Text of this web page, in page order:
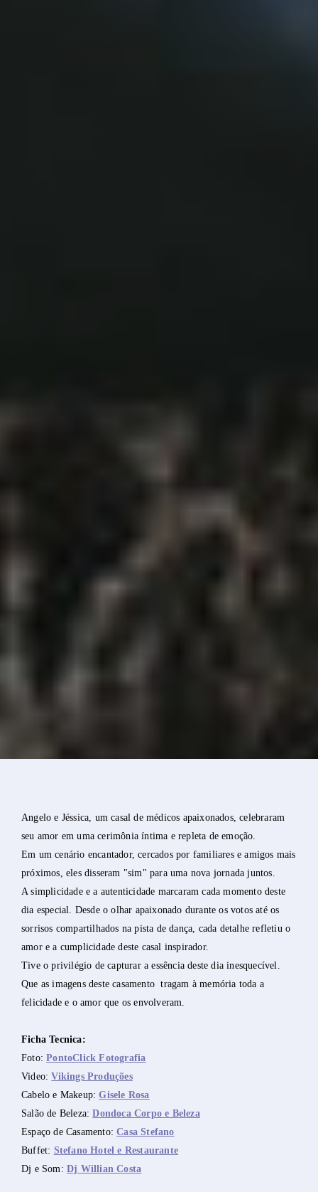
Angelo e Jéssica, um casal de médicos apaixonados, celebraram
seu amor em uma cerimônia íntima e repleta de emoção.
Em um cenário encantador, cercados por familiares e amigos mais
próximos, eles disseram "sim" para uma nova jornada juntos.
A simplicidade e a autenticidade marcaram cada momento deste
dia especial. Desde o olhar apaixonado durante os votos até os
sorrisos compartilhados na pista de dança, cada detalhe refletiu o
amor e a cumplicidade deste casal inspirador.
Tive o privilégio de capturar a essência deste dia inesquecível.
Que as imagens deste casamento tragam à memória toda a
felicidade e o amor que os envolveram.
Ficha Tecnica:
Foto:PontoClick Fotografia
Video:Vikings Produções
Cabelo e Makeup:Gisele Rosa
Salão de Beleza:Dondoca Corpo e Beleza
Espaço de Casamento:Casa Stefano
Buffet: Stefano Hotel e Restaurante
Dj e Som: Dj Willian Costa